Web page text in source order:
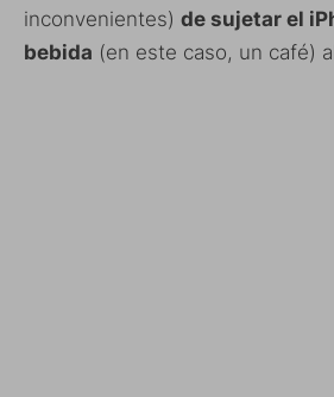
inconvenientes) de sujetar el
bebida (en este caso, un café)